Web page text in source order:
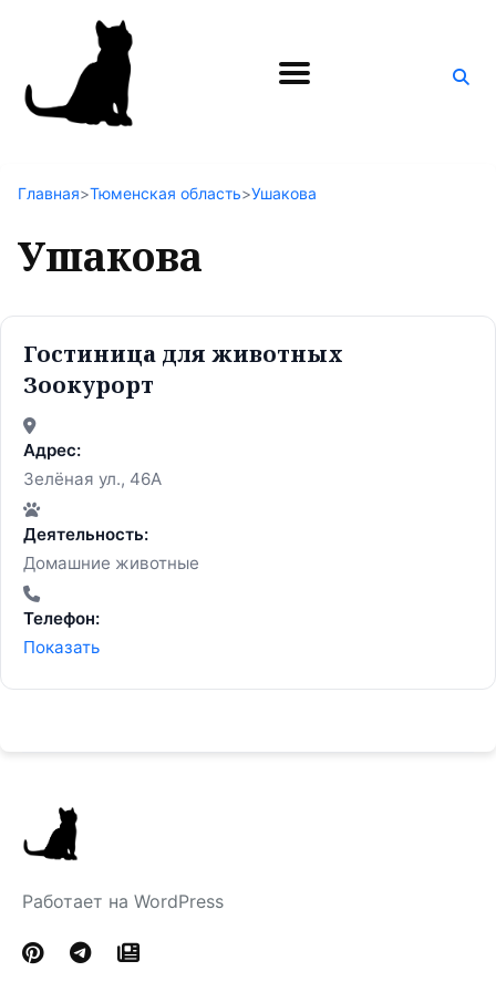
Поиск
Главная>Тюменская область>Ушакова
Ушакова
Гостиница для животных
Зоокурорт
Адрес:
Зелёная ул., 46А
Деятельность:
Домашние животные
Телефон:
Показать
Работает на WordPress